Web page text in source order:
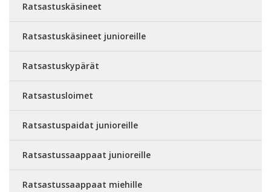
Ratsastuskäsineet
Ratsastuskäsineet junioreille
Ratsastuskypärät
Ratsastusloimet
Ratsastuspaidat junioreille
Ratsastussaappaat junioreille
Ratsastussaappaat miehille